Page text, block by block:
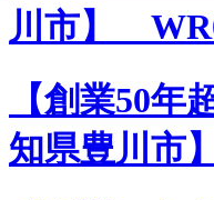
川市】
【創業50
知県豊川市